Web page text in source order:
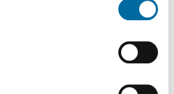
med legebehandling